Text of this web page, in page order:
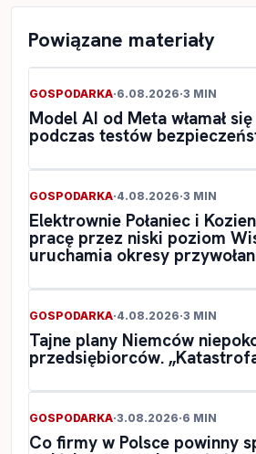
Powiązane materiały
GOSPODARKA·6.08.2026·3 MIN
Model AI od Meta włamał
podczas testów
GOSPODARKA·4.08.2026·3 MIN
Elektrownie Połaniec i
pracę przez niski poziom
uruchamia okresy
GOSPODARKA·4.08.2026·3 MIN
Tajne plany Niemców
przedsiębiorców.
GOSPODARKA·3.08.2026·6 MIN
Co firmy w Polsce powinny